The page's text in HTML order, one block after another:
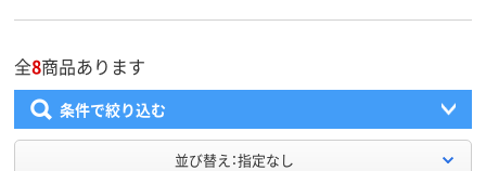
全8商品あります
条件で絞り込む
並び替え：指定なし